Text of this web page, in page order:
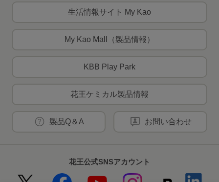
生活情報サイト My Kao
My Kao Mall（製品情報）
KBB Play Park
花王ケミカル製品情報
製品Q＆A お問い合わせ
花王公式SNSアカウント